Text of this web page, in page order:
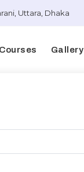
Uttara, Dhaka
Courses Gallery